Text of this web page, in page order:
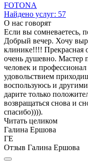
FOTONA
Найдено услуг: 57
О нас говорят
Если вы сомневаетесь,
Добрый вечер. Хочу
клинике!!!! Прекрасная
очень душевно. Мастер
человек и
удовольствием
воспользуюсь и
дарите только
возвращаться снова и
спасибо)))).
Читать целиком
Галина Ершова
ГЕ
Отзыв Галина Ершова